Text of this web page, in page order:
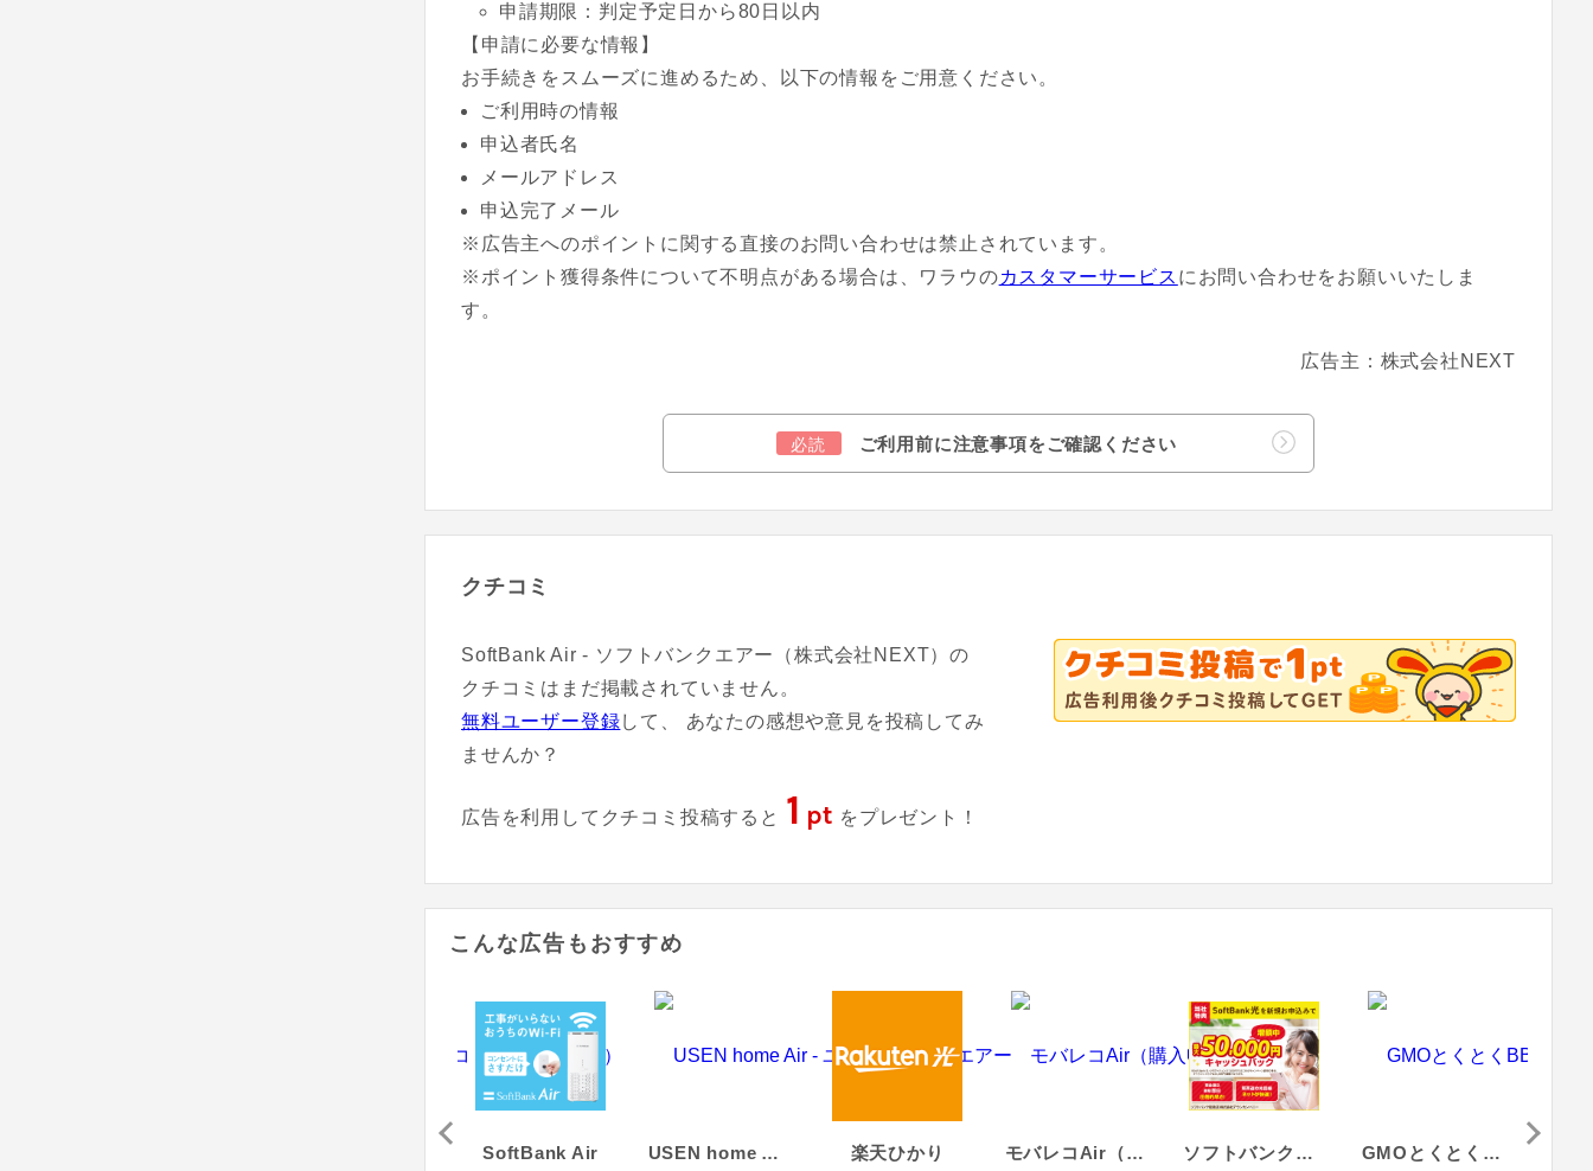
申請期限：判定予定日から80日以内
【申請に必要な情報】
お手続きをスムーズに進めるため、以下の情報をご用意ください。
ご利用時の情報
申込者氏名
メールアドレス
申込完了メール
※広告主へのポイントに関する直接のお問い合わせは禁止されています。
※ポイント獲得条件について不明点がある場合は、ワラウのカスタマーサービス にお問い合わせをお願いいたしま
す。
広告主：株式会社NEXT
必読 ご利用前に注意事項をご確認ください
クチコミ
SoftBank Air - ソフトバンクエアー（株式会社NEXT）の
クチコミはまだ掲載されていません。
無料ユーザー登録して、 あなたの感想や意見を投稿してみ
ませんか？
広告を利用してクチコミ投稿すると 1 pt をプレゼント！
こんな広告もおすすめ
SoftBank Air USEN home Air - ユウセンホームエアー 楽天ひかり モバレコAir（購入申込） ソフトバンク光（株式会社アウンカンパニー） GMOとくとくBB光